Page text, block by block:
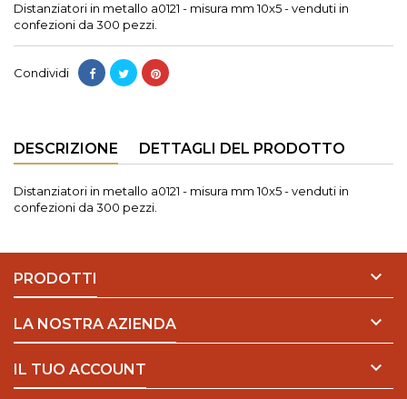
Distanziatori in metallo a0121 - misura mm 10x5 - venduti in
confezioni da 300 pezzi.
Condividi
DESCRIZIONE DETTAGLI DEL PRODOTTO
Distanziatori in metallo a0121 - misura mm 10x5 - venduti in
confezioni da 300 pezzi.
PRODOTTI 
LA NOSTRA AZIENDA 
IL TUO ACCOUNT 